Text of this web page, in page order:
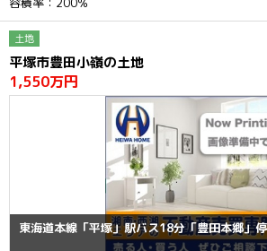
土地
平塚市豊田小嶺の土地
1,550万円
東海道本線「平塚」駅バス18分「豊田本郷」